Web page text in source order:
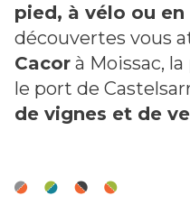
pied, à vélo ou
découvertes vous
Cacor à Moissac, la
le port de
de vignes et de